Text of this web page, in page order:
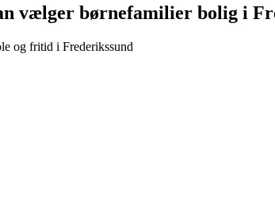
vælger børnefamilier bolig i
og fritid i Frederikssund